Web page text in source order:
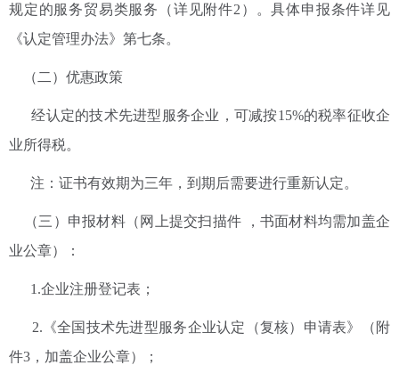
规定的服务贸易类服务（详见附件2）。具体申报条件详见
《认定管理办法》第七条。
（二）优惠政策
经认定的技术先进型服务企业，可减按15%的税率征收企
业所得税。
注：证书有效期为三年，到期后需要进行重新认定。
（三）申报材料（网上提交扫描件 ，书面材料均需加盖企
业公章）：
1.企业注册登记表；
2.《全国技术先进型服务企业认定（复核）申请表》（附
件3，加盖企业公章）；